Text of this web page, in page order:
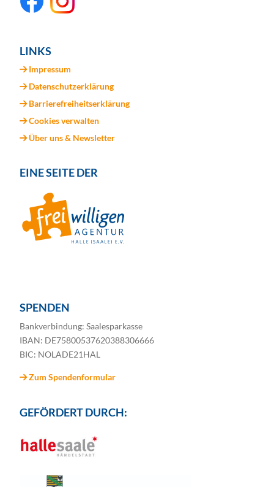
LINKS
Impressum
Datenschutzerklärung
Barrierefreiheitserklärung
Cookies verwalten
Über uns & Newsletter
EINE SEITE DER
SPENDEN
Bankverbindung: Saalesparkasse
IBAN: DE75800537620388306666
BIC: NOLADE21HAL
Zum Spendenformular
GEFÖRDERT DURCH: